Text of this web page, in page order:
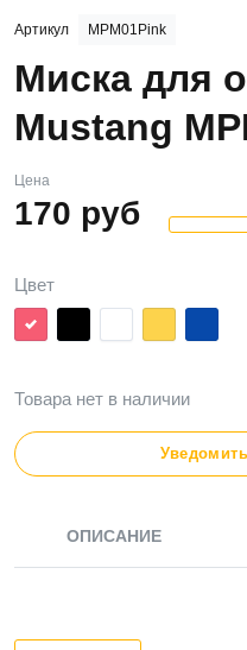
Артикул MPM01Pink
Миска для
Mustang
Цена
170 руб
Цвет
Товара нет в наличии
ОПИСАНИЕ